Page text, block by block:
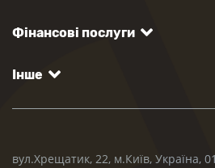
Фінансові послуги
Інше
вул.Хрещатик, 22, м.Київ, Україна,